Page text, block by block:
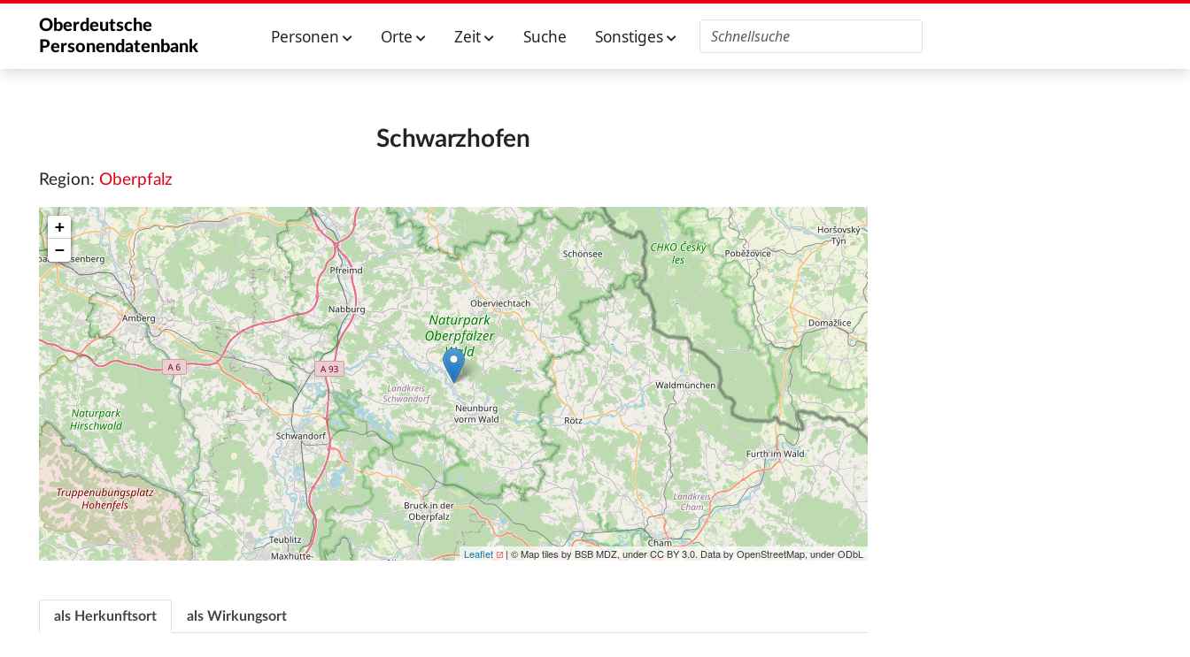
Oberdeutsche
Personendatenbank
Personen Orte Zeit Suche Sonstiges
Schwarzhofen
Region: Oberpfalz
+
−
Leaflet | © Map tiles by BSB MDZ, under CC BY 3.0. Data by OpenStreetMap, under ODbL
als Herkunftsort als Wirkungsort